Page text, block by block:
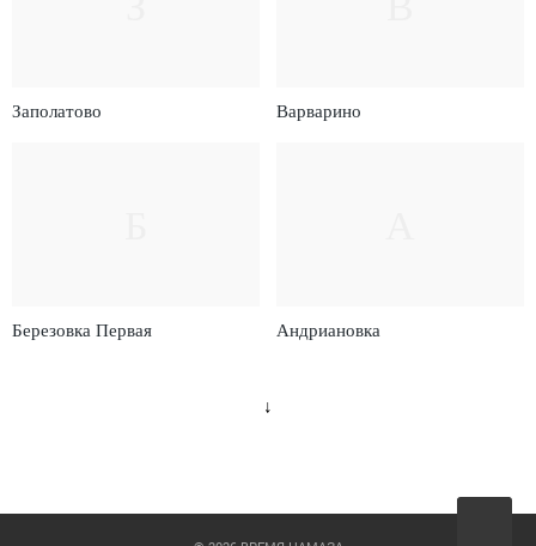
Заполатово Варварино
Березовка Первая Андриановка
↓